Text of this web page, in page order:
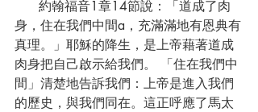
身，住在我們中間a，充滿滿地有恩典有
真理。」耶穌的降生，是上帝藉著道成
肉身把自己啟示給我們。 「住在我們中
間」清楚地告訴我們：上帝是進入我們
的歷史，與我們同在。這正呼應了馬太